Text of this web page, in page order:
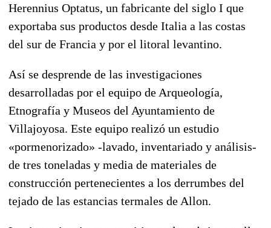
Herennius Optatus, un fabricante del siglo I que
exportaba sus productos desde Italia a las costas
del sur de Francia y por el litoral levantino.
Así se desprende de las investigaciones
desarrolladas por el equipo de Arqueología,
Etnografía y Museos del Ayuntamiento de
Villajoyosa. Este equipo realizó un estudio
«pormenorizado» -lavado, inventariado y análisis-
de tres toneladas y media de materiales de
construcción pertenecientes a los derrumbes del
tejado de las estancias termales de Allon.